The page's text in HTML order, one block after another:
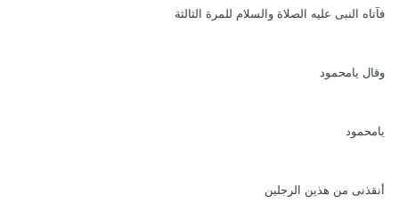
فآتاه النبى عليه الصلاة والسلام للمرة الثالثة
وقال يامحمود
يامحمود
أنقذنى من هذين الرجلين